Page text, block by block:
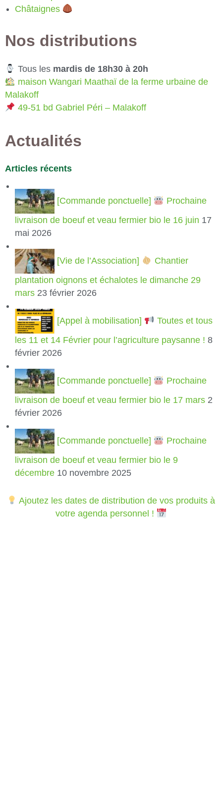
Châtaignes
Nos distributions
Tous lesmardis de 18h30 à 20h
maison Wangari Maathaï de la ferme urbaine de
Malakoff
49-51 bd Gabriel Péri – Malakoff
Actualités
Articles récents
[Commande ponctuelle]
Prochaine
livraison de boeuf et veau fermier bio le 16 juin 17
mai 2026
[Vie de l’Association]
Chantier
plantation oignons et échalotes le dimanche 29
mars 23 février 2026
[Appel à mobilisation]
Toutes et tous
les 11 et 14 Février pour l’agriculture paysanne ! 8
février 2026
[Commande ponctuelle]
Prochaine
livraison de boeuf et veau fermier bio le 17 mars 2
février 2026
[Commande ponctuelle]
Prochaine
livraison de boeuf et veau fermier bio le 9
décembre 10 novembre 2025
Ajoutez les dates de distribution de vos produits à
votre agenda personnel !